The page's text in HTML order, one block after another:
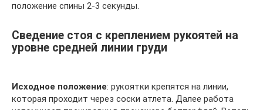
положение спины 2-3 секунды.
Сведение стоя с креплением рукоятей на
уровне средней линии груди
Исходное положение: рукоятки крепятся на линии,
которая проходит через соски атлета. Далее работа